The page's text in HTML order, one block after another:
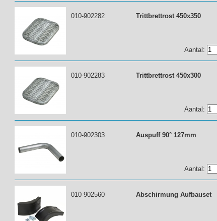
010-902282 Trittbrettrost 450x350
Aantal:
010-902283 Trittbrettrost 450x300
Aantal:
010-902303 Auspuff 90° 127mm
Aantal:
010-902560 Abschirmung Aufbauset